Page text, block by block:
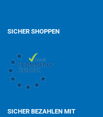
SICHER SHOPPEN
SICHER BEZAHLEN MIT